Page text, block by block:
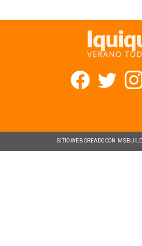
SITIO WEB CREADO CON